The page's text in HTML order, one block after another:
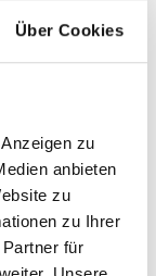
Über Cookies
zu
anbieten
zu
zu Ihrer
für